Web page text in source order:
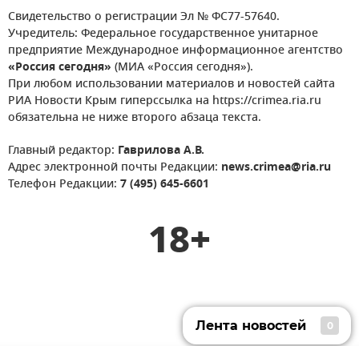
Свидетельство о регистрации Эл № ФС77-57640.
Учредитель: Федеральное государственное унитарное
предприятие Международное информационное агентство
«Россия сегодня» (МИА «Россия сегодня»).
При любом использовании материалов и новостей сайта
РИА Новости Крым гиперссылка на https://crimea.ria.ru
обязательна не ниже второго абзаца текста.
Главный редактор: Гаврилова А.В.
Адрес электронной почты Редакции: news.crimea@ria.ru
Телефон Редакции: 7 (495) 645-6601
18+
Лента новостей 0